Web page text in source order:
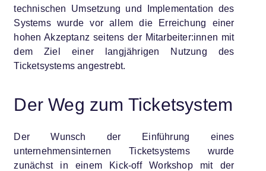
technischen Umsetzung und Implementation des
Systems wurde vor allem die Erreichung einer
hohen Akzeptanz seitens der Mitarbeiter:innen mit
dem Ziel einer langjährigen Nutzung des
Ticketsystems angestrebt.
Der Weg zum Ticketsystem
Der Wunsch der Einführung eines
unternehmensinternen Ticketsystems wurde
zunächst in einem Kick-off Workshop mit der